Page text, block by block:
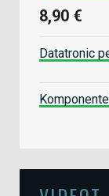
8,90 €
Datatronic